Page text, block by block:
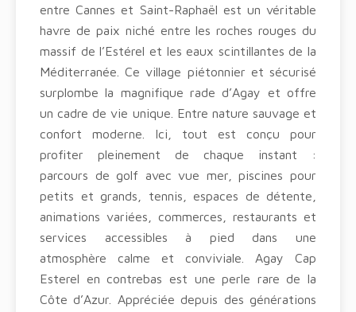
entre Cannes et Saint-Raphaël est un véritable
havre de paix niché entre les roches rouges du
massif de l’Estérel et les eaux scintillantes de la
Méditerranée. Ce village piétonnier et sécurisé
surplombe la magnifique rade d’Agay et offre
un cadre de vie unique. Entre nature sauvage et
confort moderne. Ici, tout est conçu pour
profiter pleinement de chaque instant :
parcours de golf avec vue mer, piscines pour
petits et grands, tennis, espaces de détente,
animations variées, commerces, restaurants et
services accessibles à pied dans une
atmosphère calme et conviviale. Agay Cap
Esterel en contrebas est une perle rare de la
Côte d’Azur. Appréciée depuis des générations